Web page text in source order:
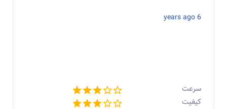
6 years ago
سرعت
کیفیت